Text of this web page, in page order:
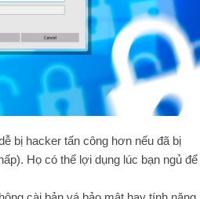
bị hacker tấn công hơn nếu đã bị
Họ có thể lợi dụng lúc bạn ngủ để